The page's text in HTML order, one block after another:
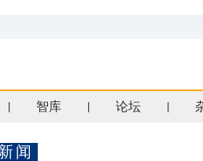
智库 论坛
闻